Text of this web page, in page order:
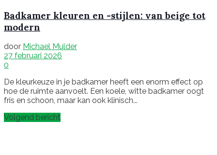
Badkamer kleuren en -stijlen: van beige tot
modern
door Michael Mulder
27 februari 2026
0
De kleurkeuze in je badkamer heeft een enorm effect op
hoe de ruimte aanvoelt. Een koele, witte badkamer oogt
fris en schoon, maar kan ook klinisch...
Volgend bericht